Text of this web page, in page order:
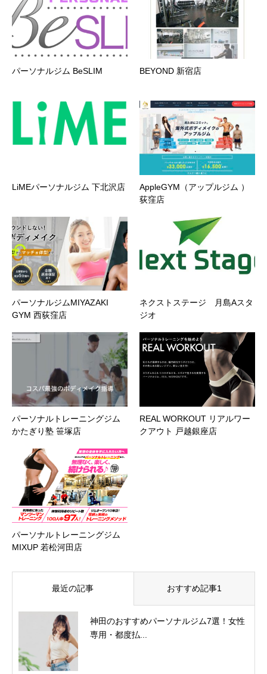
パーソナルジム BeSLIM BEYOND 新宿店
LiMEパーソナルジム 下北沢店
AppleGYM（アップルジム ）
荻窪店
パーソナルジムMIYAZAKI
GYM 西荻窪店
ネクストステージ 月島Aスタ
ジオ
パーソナルトレーニングジム
かたぎり塾 笹塚店
REAL WORKOUT リアルワー
クアウト 戸越銀座店
パーソナルトレーニングジム
MIXUP 若松河田店
最近の記事 おすすめ記事1
神田のおすすめパーソナルジム7選！女性
専用・都度払...